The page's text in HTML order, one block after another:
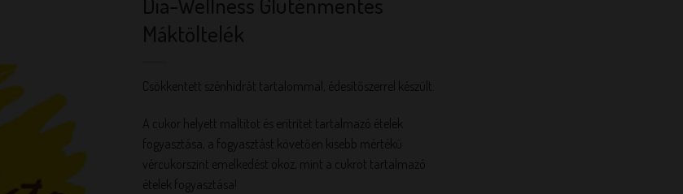
Máktöltelék
Csökkentett szénhidrát tartalommal, édesítőszerrel készült.
A cukor helyett maltitot és eritritet tartalmazó ételek
fogyasztása, a fogyasztást követően kisebb mértékű
vércukorszint emelkedést okoz, mint a cukrot tartalmazó
ételek fogyasztása!